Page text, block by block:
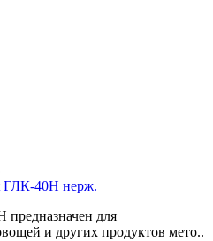
ГЛК-40Н нерж.
для
и других продуктов мето..